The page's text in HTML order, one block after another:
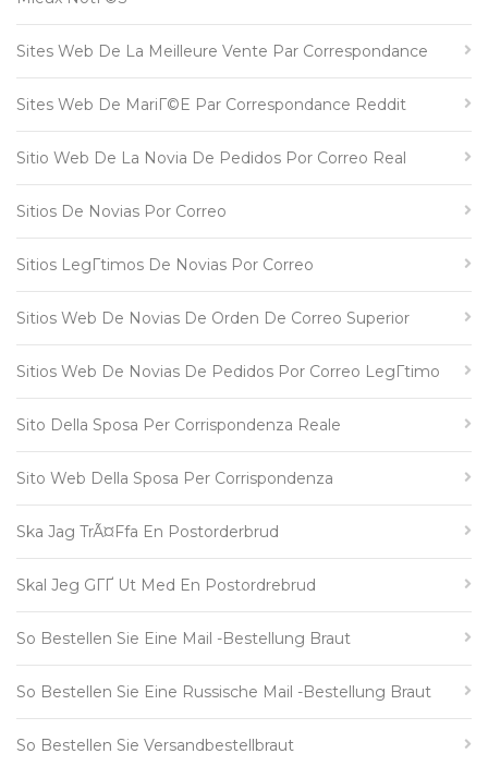
Sites Web De La Meilleure Vente Par Correspondance
Sites Web De MariГ©e Par Correspondance Reddit
Sitio Web De La Novia De Pedidos Por Correo Real
Sitios De Novias Por Correo
Sitios LegГ­timos De Novias Por Correo
Sitios Web De Novias De Orden De Correo Superior
Sitios Web De Novias De Pedidos Por Correo LegГ­timo
Sito Della Sposa Per Corrispondenza Reale
Sito Web Della Sposa Per Corrispondenza
Ska Jag TrÃ¤ffa En Postorderbrud
Skal Jeg GГҐ Ut Med En Postordrebrud
So Bestellen Sie Eine Mail -Bestellung Braut
So Bestellen Sie Eine Russische Mail -Bestellung Braut
So Bestellen Sie Versandbestellbraut